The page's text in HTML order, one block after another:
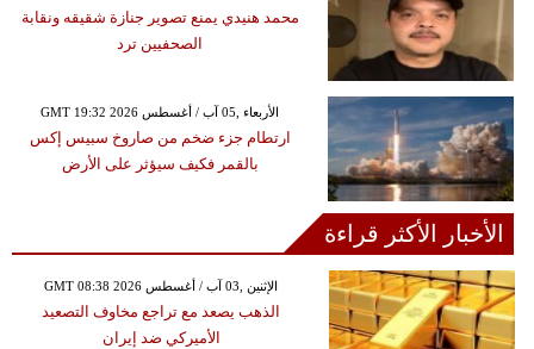
محمد هنيدي يمنع تصوير جنازة شقيقه ونقابة
الصحفيين ترد
GMT 19:32 2026 الأربعاء ,05 آب / أغسطس
ارتطام جزء ضخم من صاروخ سبيس إكس
بالقمر فكيف سيؤثر على الأرض
الأخبار الأكثر قراءة
GMT 08:38 2026 الإثنين ,03 آب / أغسطس
الذهب يصعد مع تراجع مخاوف التصعيد
الأميركي ضد إيران